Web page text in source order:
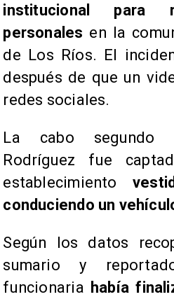
institucional para
personales en la
de Los Ríos. El
después de que un
redes sociales.
La cabo segundo
Rodríguez fue
establecimiento
conduciendo un
Según los datos
sumario y
funcionaria había